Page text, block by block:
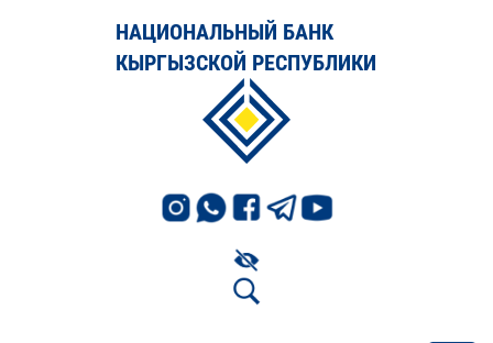
НАЦИОНАЛЬНЫЙ БАНК
КЫРГЫЗСКОЙ РЕСПУБЛИКИ